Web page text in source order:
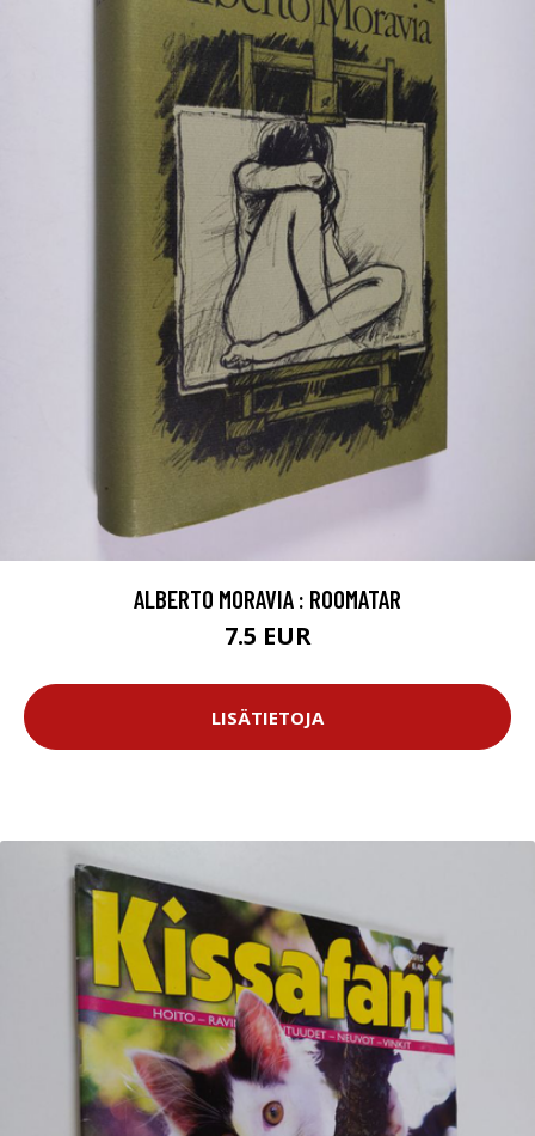
ALBERTO MORAVIA : ROOMATAR
7.5 EUR
LISÄTIETOJA